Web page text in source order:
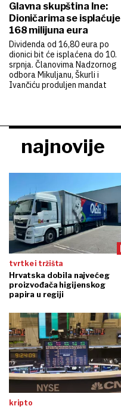
Glavna skupština Ine:
Dioničarima se isplaćuje
168 milijuna eura
Dividenda od 16,80 eura po
dionici bit će isplaćena do 10.
srpnja. Članovima Nadzornog
odbora Mikuljanu, Škurli i
Ivančiću produljen mandat
najnovije
tvrtke i tržišta
Hrvatska dobila najvećeg
proizvođača higijenskog
papira u regiji
kripto